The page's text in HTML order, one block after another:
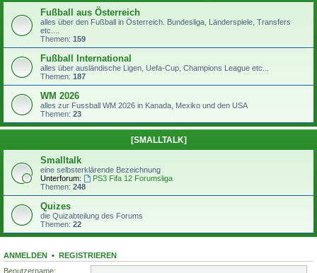
Fußball aus Österreich
alles über den Fußball in Österreich. Bundesliga, Länderspiele, Transfers
etc....
Themen: 159
Fußball International
alles über ausländische Ligen, Uefa-Cup, Champions League etc...
Themen: 187
WM 2026
alles zur Fussball WM 2026 in Kanada, Mexiko und den USA
Themen: 23
[SMALLTALK]
Smalltalk
eine selbsterklärende Bezeichnung
Unterforum:
PS3 Fifa 12 Forumsliga
Themen: 248
Quizes
die Quizabteilung des Forums
Themen: 22
ANMELDEN • REGISTRIEREN
Benutzername: